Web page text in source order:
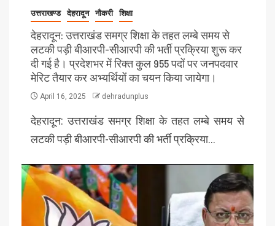
उत्तराखण्ड देहरादून नौकरी शिक्षा
देहरादून: उत्तराखंड समग्र शिक्षा के तहत लम्बे समय से
लटकी पड़ी बीआरपी-सीआरपी की भर्ती प्रक्रिया शुरू कर
दी गई है। प्रदेशभर में रिक्त कुल 955 पदों पर जनपदवार
मेरिट तैयार कर अभ्यर्थियों का चयन किया जायेगा।
April 16, 2025 dehradunplus
देहरादून: उत्तराखंड समग्र शिक्षा के तहत लम्बे समय से
लटकी पड़ी बीआरपी-सीआरपी की भर्ती प्रक्रिया…